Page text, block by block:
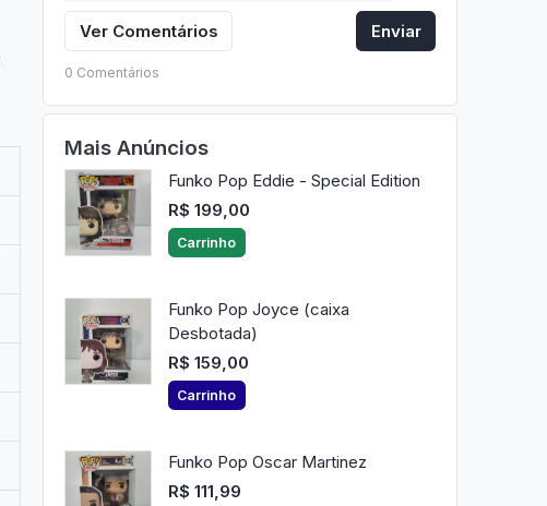
Ver Comentários Enviar
0 Comentários
Mais Anúncios
Funko Pop Eddie - Special Edition
R$ 199,00
Carrinho
Funko Pop Joyce (caixa
Desbotada)
R$ 159,00
Carrinho
Funko Pop Oscar Martinez
R$ 111,99